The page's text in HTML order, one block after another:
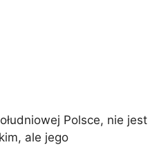
Polsce, nie jest
ale jego